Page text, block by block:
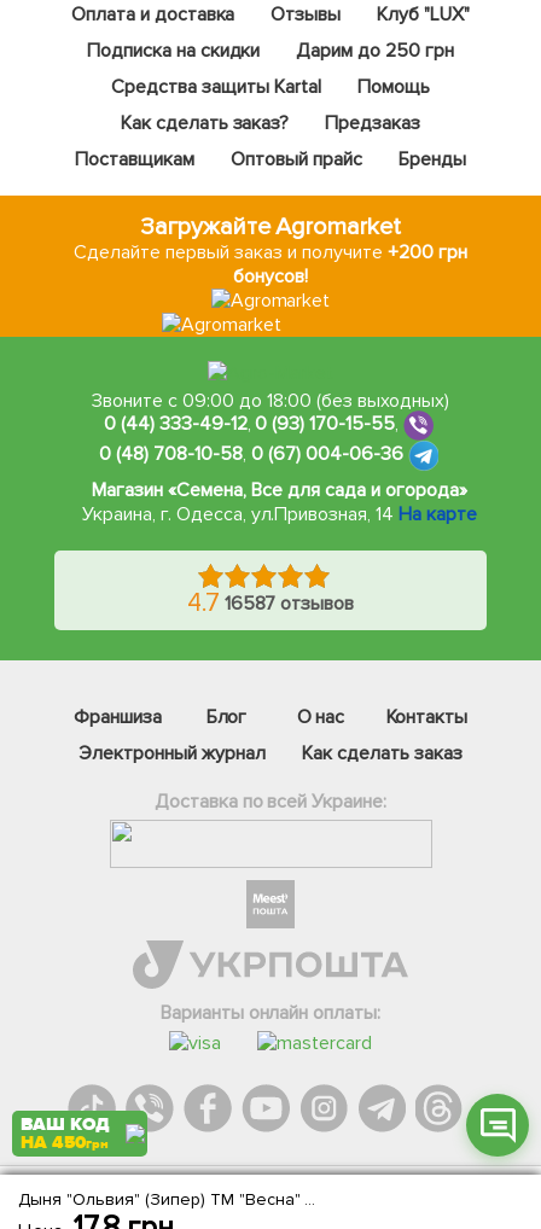
Оплата и доставка
Отзывы
Клуб "LUX"
Подписка на скидки
Дарим до 250 грн
Средства защиты Kartal
Помощь
Как сделать заказ?
Предзаказ
Поставщикам
Оптовый прайс Бренды
Дыня "Ольвия" (Зипер) ТМ "Весна" 4г
Загружайте Agromarket
Сделайте первый заказ и получите +200 грн
бонусов!
Звоните с 09:00 до 18:00 (без выходных)
0 (44) 333-49-12,0 (93) 170-15-55,
0 (48) 708-10-58, 0 (67) 004-06-36
Магазин «Семена, Все для сада и огорода»
Украина, г. Одесса, ул.Привозная, 14 На карте
4.7 16587 отзывов
Франшиза Блог О нас
Контакты
Электронный журнал
Как сделать заказ
Доставка по всей Украине:
Варианты онлайн оплаты:
Agromarket.Copyright © 2013-2026. Все права защищены
Інстаграм
Онлайн чат
ВАШ КОД
НА 450грн